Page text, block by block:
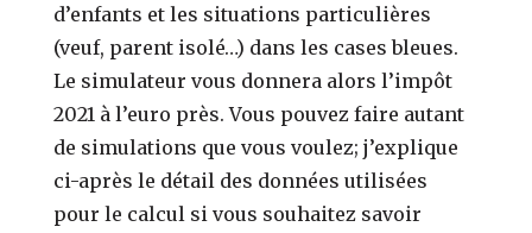
d’enfants et les situations particulières
(veuf, parent isolé…) dans les cases bleues.
Le simulateur vous donnera alors l’impôt
2021 à l’euro près. Vous pouvez faire autant
de simulations que vous voulez; j’explique
ci-après le détail des données utilisées
pour le calcul si vous souhaitez savoir